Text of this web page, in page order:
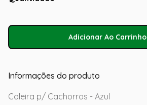
Adicionar Ao Carrinho
Informações do produto
Coleira p/ Cachorros - Azul